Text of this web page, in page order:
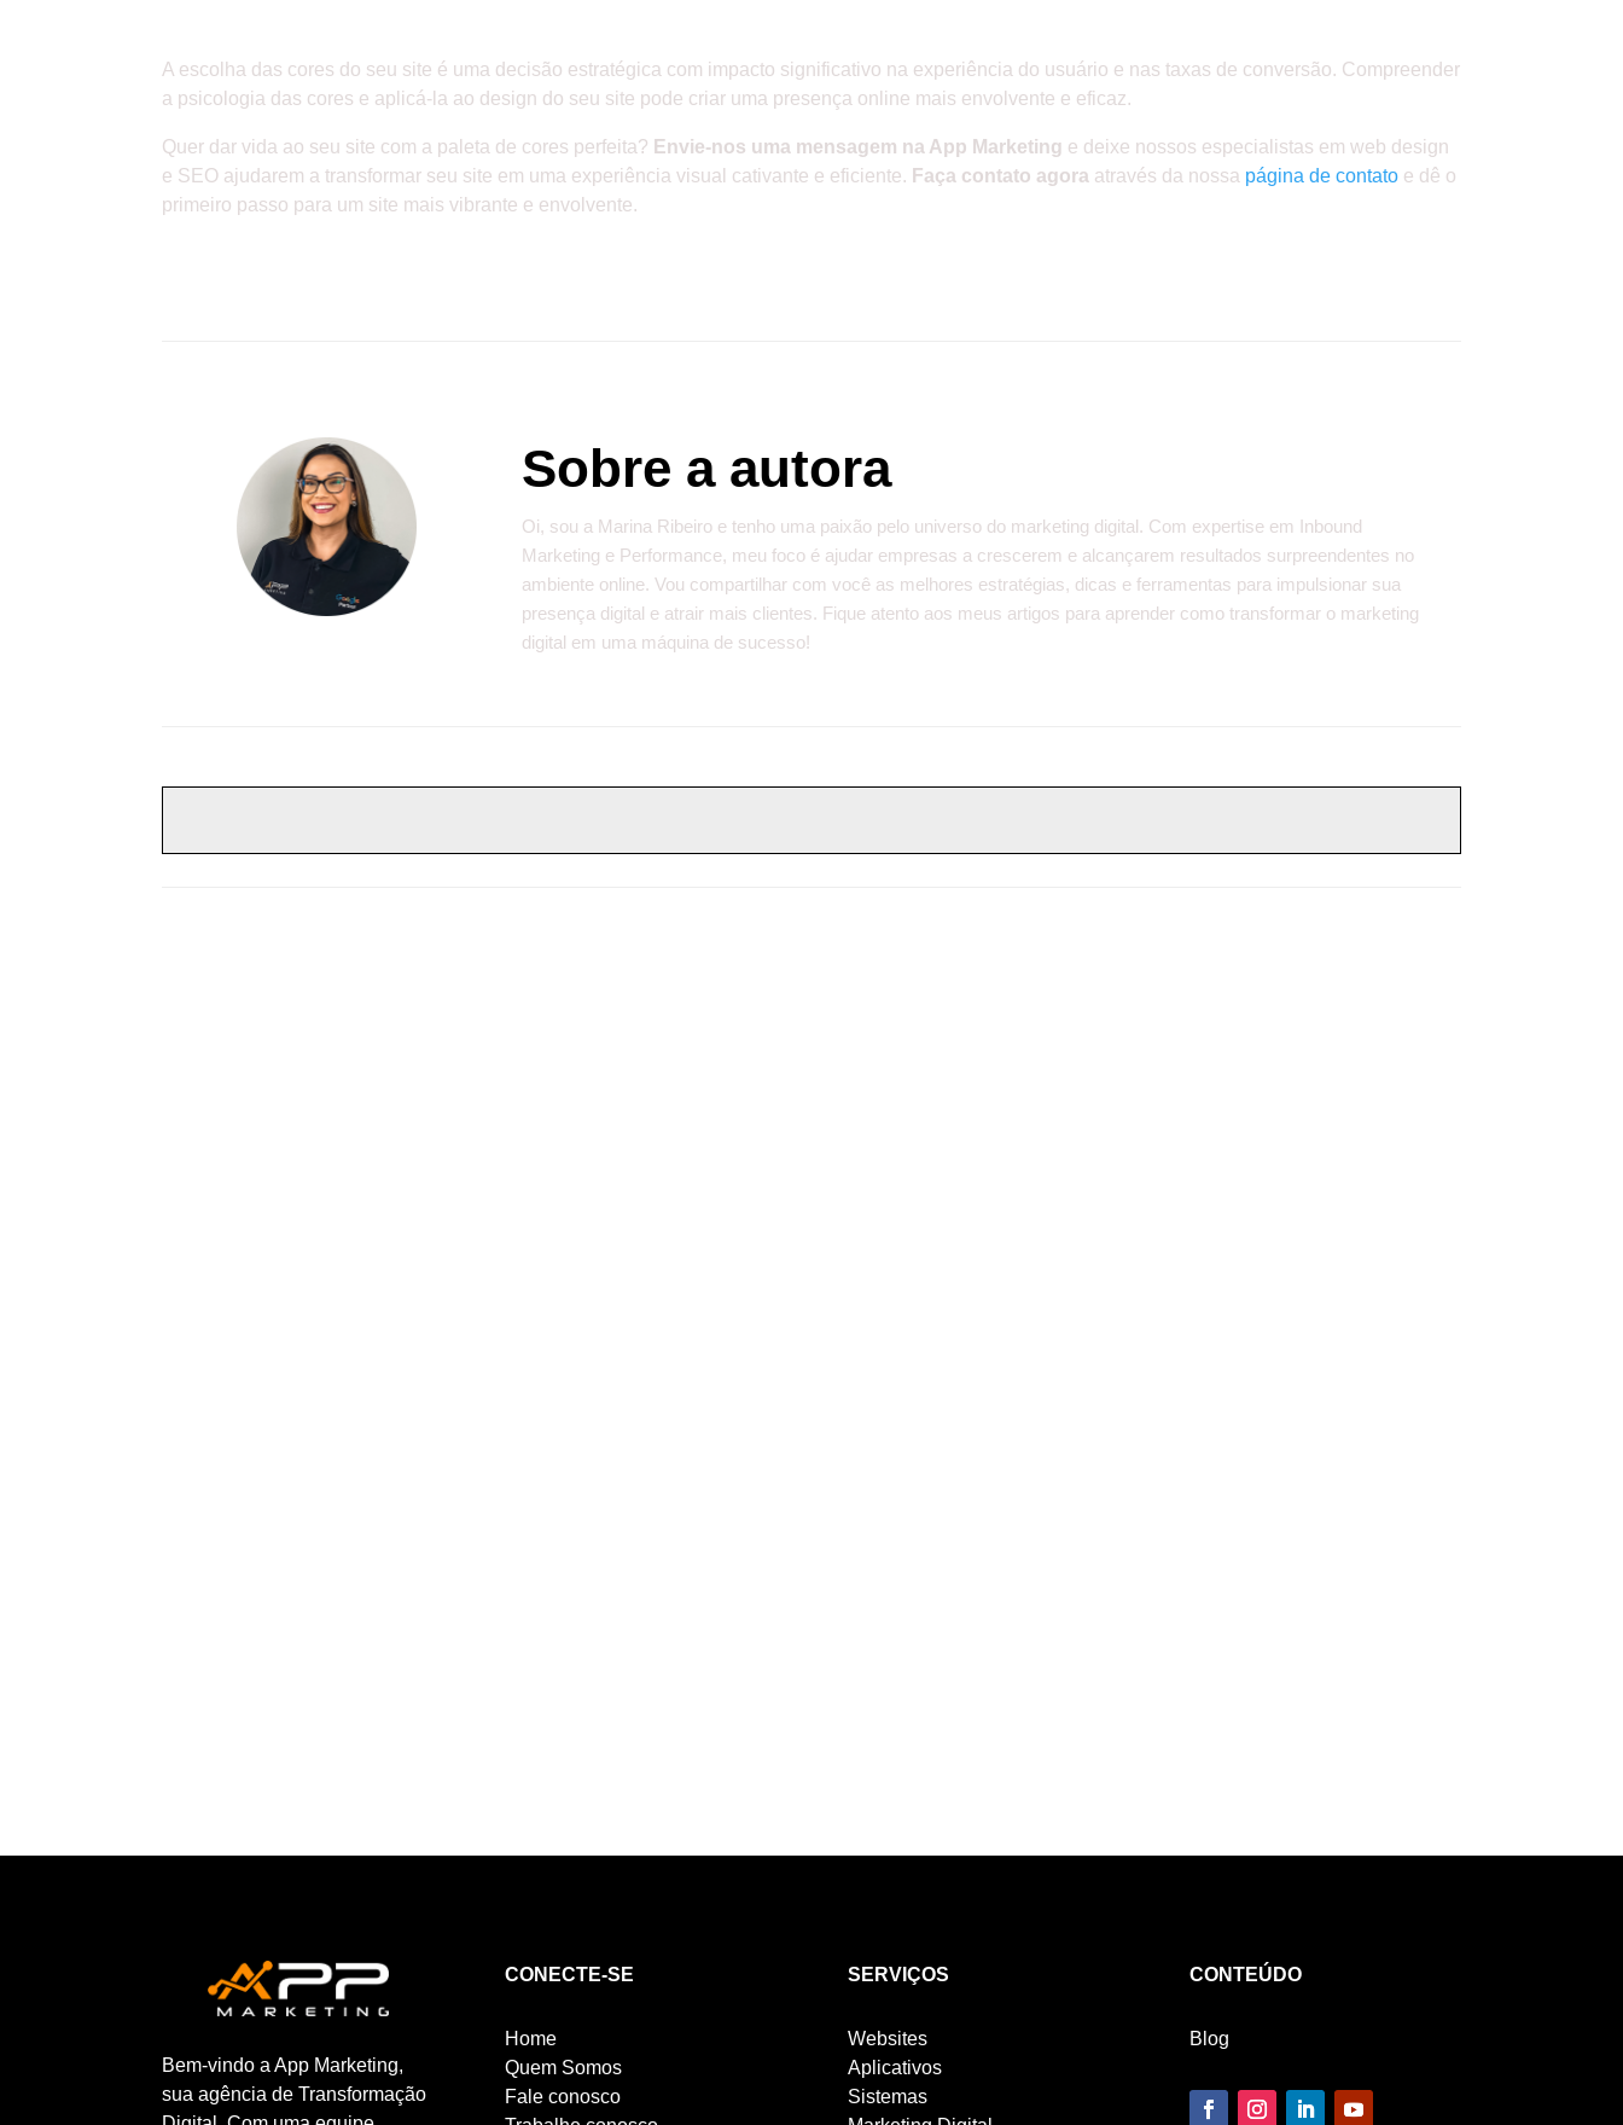
A escolha das cores do seu site é uma decisão estratégica com impacto significativo na experiência do usuário e nas taxas de conversão. Compreender
a psicologia das cores e aplicá-la ao design do seu site pode criar uma presença online mais envolvente e eficaz.
Quer dar vida ao seu site com a paleta de cores perfeita? Envie-nos uma mensagem na App Marketing e deixe nossos especialistas em web design
e SEO ajudarem a transformar seu site em uma experiência visual cativante e eficiente. Faça contato agora através da nossa página de contato e dê o
primeiro passo para um site mais vibrante e envolvente.
Sobre a autora
Oi, sou a Marina Ribeiro e tenho uma paixão pelo universo do marketing digital. Com expertise em Inbound
Marketing e Performance, meu foco é ajudar empresas a crescerem e alcançarem resultados surpreendentes no
ambiente online. Vou compartilhar com você as melhores estratégias, dicas e ferramentas para impulsionar sua
presença digital e atrair mais clientes. Fique atento aos meus artigos para aprender como transformar o marketing
digital em uma máquina de sucesso!
Bem-vindo a App Marketing,
sua agência de Transformação
CONECTE-SE
Home
Quem Somos
Fale conosco
SERVIÇOS
Websites
Aplicativos
Sistemas
CONTEÚDO
Blog